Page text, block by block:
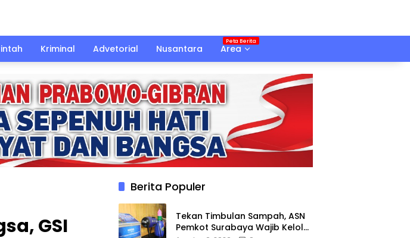
Kriminal Advetorial Nusantara Area
GSI
Berita Populer
Tekan Timbulan Sampah, ASN
Pemkot Surabaya Wajib Kelola